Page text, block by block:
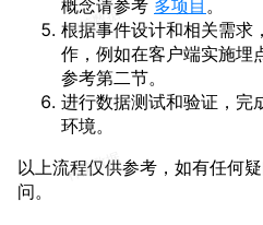
概念请参考 多项目 。
根据事件设计和相关需求
作，例如在客户端实施埋
参考第二节。
进行数据测试和验证，完
环境。
以上流程仅供参考，如有任何
问。